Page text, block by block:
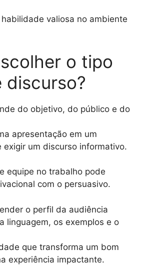
valiosa no ambiente
o tipo
discurso?
do objetivo, do público e do
apresentação em um
exigir um discurso informativo.
equipe no trabalho pode
com o persuasivo.
o perfil da audiência
linguagem, os exemplos e o
que transforma um bom
experiência impactante.